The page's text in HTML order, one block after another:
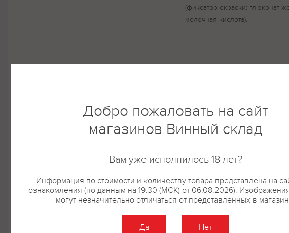
(фиксатор окраски: глюконат
молочная кислота).
Добро пожаловать на сайт
магазинов Винный склад
Вам уже исполнилось 18 лет?
Информация по стоимости и количеству товара представлена на
ознакомления (по данным на 19:30 (МСК) от 06.08.2026).
могут незначительно отличаться от представленных в
Да Нет